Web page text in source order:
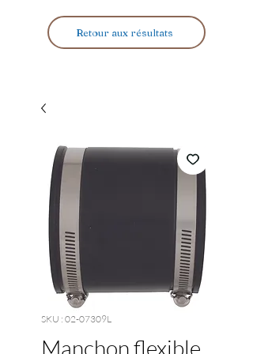
Retour aux résultats
SKU : 02-07309L
Manchon flexible